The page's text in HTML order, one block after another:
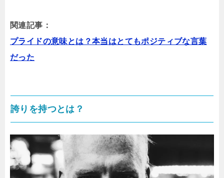
関連記事：
プライドの意味とは？本当はとてもポジティブな言葉
だった
誇りを持つとは？